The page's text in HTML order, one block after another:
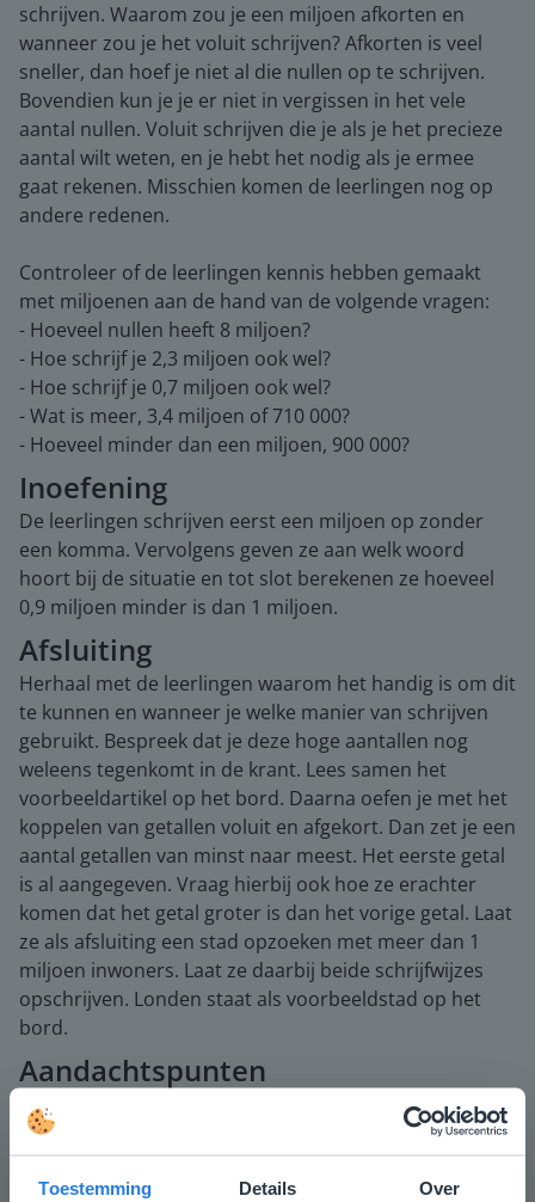
Toestemming Details Over
schrijven. Waarom zou je een miljoen afkorten en
wanneer zou je het voluit schrijven? Afkorten is veel
sneller, dan hoef je niet al die nullen op te schrijven.
Bovendien kun je je er niet in vergissen in het vele
aantal nullen. Voluit schrijven die je als je het precieze
aantal wilt weten, en je hebt het nodig als je ermee
gaat rekenen. Misschien komen de leerlingen nog op
andere redenen.
Controleer of de leerlingen kennis hebben gemaakt
met miljoenen aan de hand van de volgende vragen:
- Hoeveel nullen heeft 8 miljoen?
- Hoe schrijf je 2,3 miljoen ook wel?
- Hoe schrijf je 0,7 miljoen ook wel?
- Wat is meer, 3,4 miljoen of 710 000?
- Hoeveel minder dan een miljoen, 900 000?
Inoefening
De leerlingen schrijven eerst een miljoen op zonder
een komma. Vervolgens geven ze aan welk woord
hoort bij de situatie en tot slot berekenen ze hoeveel
0,9 miljoen minder is dan 1 miljoen.
Afsluiting
Herhaal met de leerlingen waarom het handig is om dit
te kunnen en wanneer je welke manier van schrijven
gebruikt. Bespreek dat je deze hoge aantallen nog
weleens tegenkomt in de krant. Lees samen het
voorbeeldartikel op het bord. Daarna oefen je met het
koppelen van getallen voluit en afgekort. Dan zet je een
aantal getallen van minst naar meest. Het eerste getal
is al aangegeven. Vraag hierbij ook hoe ze erachter
komen dat het getal groter is dan het vorige getal. Laat
ze als afsluiting een stad opzoeken met meer dan 1
miljoen inwoners. Laat ze daarbij beide schrijfwijzes
opschrijven. Londen staat als voorbeeldstad op het
bord.
Aandachtspunten
Benadruk vaak dat 8 100 000 hetzelfde is als 8,1
miljoen. De schrijfwijze is alleen anders. Laat leerlingen
die moeite hebben met hoge getallen eerst oefenen
met 1 decimaal en daarna pas 2 of 3. Leerlingen die dit